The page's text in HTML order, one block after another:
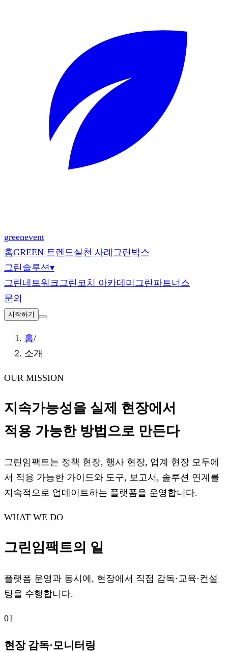
greenevent
홈GREEN 트렌드실천 사례 그린박스
그린솔루션▾
그린네트워크그린코치 아카데미 그린파트너스
문의
시작하기
홈/
소개
OUR MISSION
지속가능성을 실제 현장에서
적용 가능한 방법으로 만든다
그린임팩트는 정책 현장, 행사 현장, 업계 현장 모두에
서 적용 가능한 가이드와 도구, 보고서, 솔루션 연계를
지속적으로 업데이트하는 플랫폼을 운영합니다.
WHAT WE DO
그린임팩트의 일
플랫폼 운영과 동시에, 현장에서 직접 감독·교육·컨설
팅을 수행합니다.
01
현장 감독·모니터링